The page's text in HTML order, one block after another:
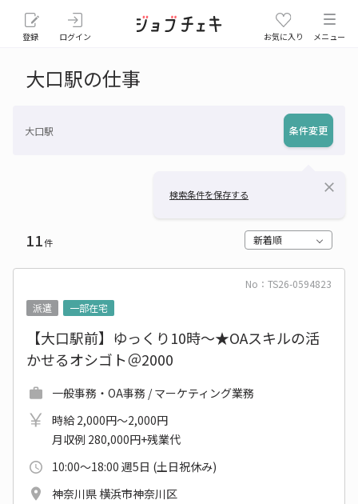
登録 ログイン お気に入り メニュー
大口駅の仕事
大口駅 条件変更
検索条件を保存する close
11件 新着順
No：TS26-0594823
派遣
一部在宅
【大口駅前】ゆっくり10時～★OAスキルの活
かせるオシゴト＠2000
一般事務・OA事務 / マーケティング業務
時給 2,000円～2,000円
月収例 280,000円+残業代
10:00～18:00 週5日 (土日祝休み)
神奈川県 横浜市神奈川区